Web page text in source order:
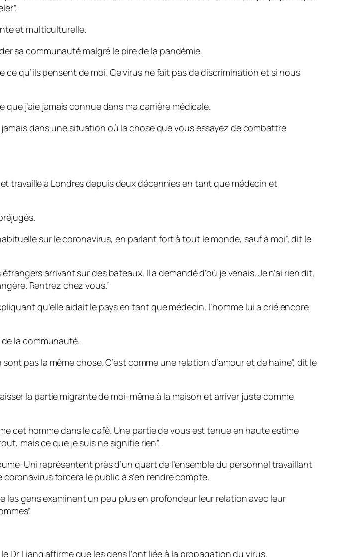
et multiculturelle.
sa communauté malgré le pire de la pandémie.
qu’ils pensent de moi. Ce virus ne fait pas de discrimination et si nous
que j’aie jamais connue dans ma carrière médicale.
dans une situation où la chose que vous essayez de combattre
travaille à Londres depuis deux décennies en tant que médecin et
sur le coronavirus, en parlant fort à tout le monde, sauf à moi”, dit le
arrivant sur des bateaux. Il a demandé d’où je venais. Je n’ai rien dit,
Rentrez chez vous.”
qu’elle aidait le pays en tant que médecin, l’homme lui a crié encore
la communauté.
pas la même chose. C’est comme une relation d’amour et de haine”, dit le
la partie migrante de moi-même à la maison et arriver juste comme
cet homme dans le café. Une partie de vous est tenue en haute estime
mais ce que je suis ne signifie rien”.
Uni représentent près d’un quart de l’ensemble du personnel travaillant
forcera le public à s’en rendre compte.
les gens examinent un peu plus en profondeur leur relation avec leur
Dr Liang affirme que les gens l’ont liée à la propagation du virus.